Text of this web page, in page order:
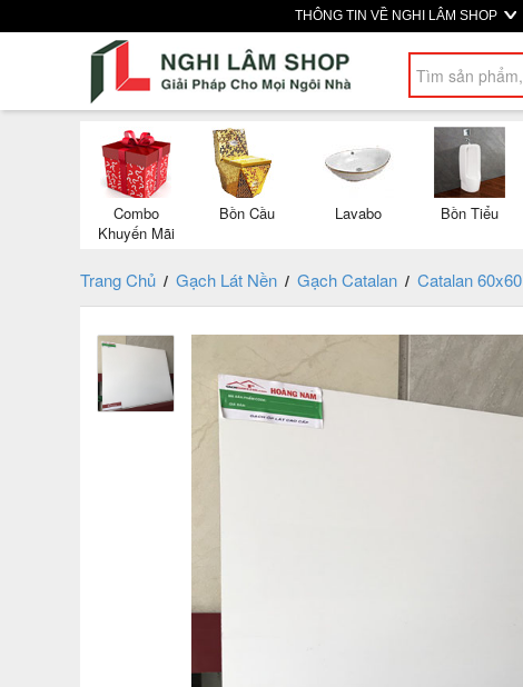
THÔNG TIN VỀ NGHI LÂM SHOP
Combo
Khuyến Mãi
Bồn Cầu Lavabo Bồn Tiểu
Trang Chủ / Gạch Lát Nền / Gạch Catalan / Catalan 60x60